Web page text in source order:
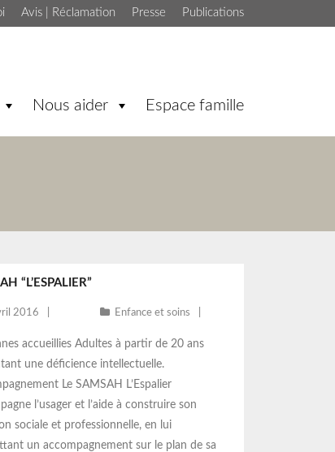
Publications
Presse
Avis | Réclamation
Nous aider Espace famille
“L’ESPALIER”
2016 Enfance et soins
accueillies Adultes à partir de 20 ans
une déficience intellectuelle.
Le SAMSAH L’Espalier
l’usager et l’aide à construire son
sociale et professionnelle, en lui
un accompagnement sur le plan de sa